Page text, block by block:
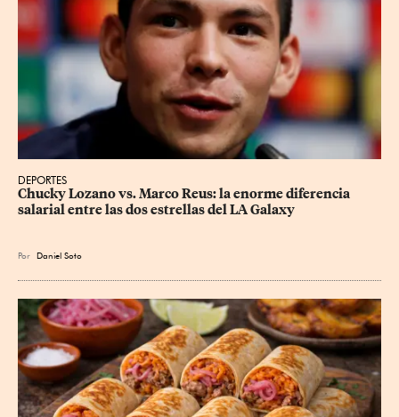
DEPORTES
Chucky Lozano vs. Marco Reus: la enorme diferencia
salarial entre las dos estrellas del LA Galaxy
Por Daniel Soto